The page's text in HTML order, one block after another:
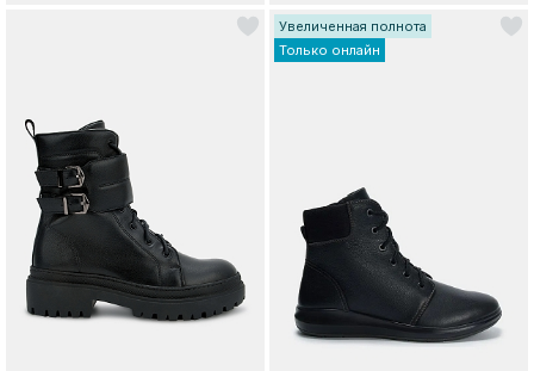
Увеличенная полнота
Только онлайн